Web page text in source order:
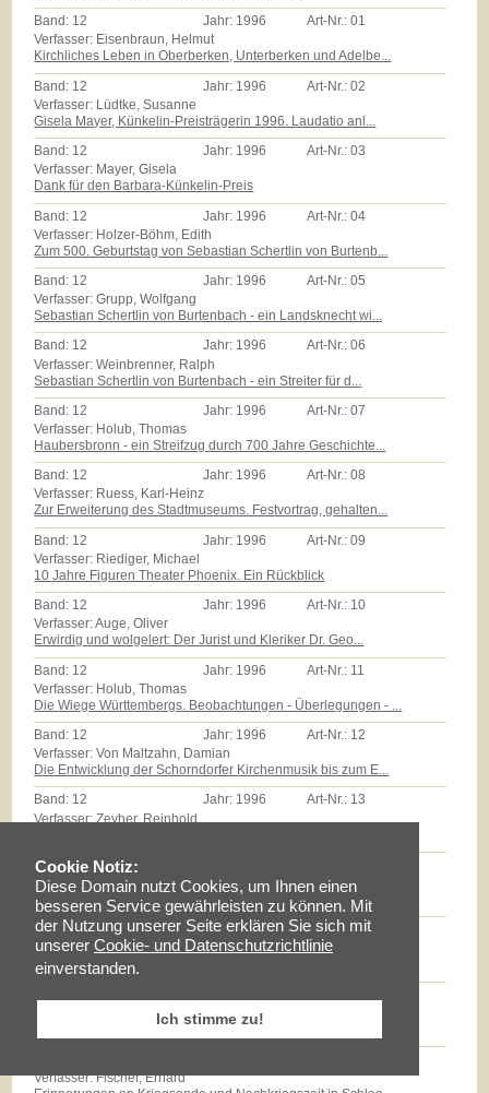
Cookie Notiz:
Diese Domain nutzt Cookies, um Ihnen einen
besseren Service gewährleisten zu können. Mit
der Nutzung unserer Seite erklären Sie sich mit
unserer Cookie- und Datenschutzrichtlinie
einverstanden.
Ich stimme zu!
Band: 12 Jahr: 1996 Art-Nr.:01
Verfasser: Eisenbraun, Helmut
Kirchliches Leben in Oberberken, Unterberken und Adelbe...
Band: 12 Jahr: 1996 Art-Nr.:02
Verfasser: Lüdtke, Susanne
Gisela Mayer, Künkelin-Preisträgerin 1996. Laudatio anl...
Band: 12 Jahr: 1996 Art-Nr.:03
Verfasser: Mayer, Gisela
Dank für den Barbara-Künkelin-Preis
Band: 12 Jahr: 1996 Art-Nr.:04
Verfasser: Holzer-Böhm, Edith
Zum 500. Geburtstag von Sebastian Schertlin von Burtenb...
Band: 12 Jahr: 1996 Art-Nr.:05
Verfasser: Grupp, Wolfgang
Sebastian Schertlin von Burtenbach - ein Landsknecht wi...
Band: 12 Jahr: 1996 Art-Nr.:06
Verfasser: Weinbrenner, Ralph
Sebastian Schertlin von Burtenbach - ein Streiter für d...
Band: 12 Jahr: 1996 Art-Nr.:07
Verfasser: Holub, Thomas
Haubersbronn - ein Streifzug durch 700 Jahre Geschichte...
Band: 12 Jahr: 1996 Art-Nr.:08
Verfasser: Ruess, Karl-Heinz
Zur Erweiterung des Stadtmuseums. Festvortrag, gehalten...
Band: 12 Jahr: 1996 Art-Nr.:09
Verfasser: Riediger, Michael
10 Jahre Figuren Theater Phoenix. Ein Rückblick
Band: 12 Jahr: 1996 Art-Nr.: 10
Verfasser: Auge, Oliver
Erwirdig und wolgelert: Der Jurist und Kleriker Dr. Geo...
Band: 12 Jahr: 1996 Art-Nr.: 11
Verfasser: Holub, Thomas
Die Wiege Württembergs. Beobachtungen - Überlegungen - ...
Band: 12 Jahr: 1996 Art-Nr.: 12
Verfasser: Von Maltzahn, Damian
Die Entwicklung der Schorndorfer Kirchenmusik bis zum E...
Band: 12 Jahr: 1996 Art-Nr.: 13
Verfasser: Zeyher, Reinhold
Band:12
Verfasser: Zollmann, Günther
Massenarmut und landwirtschaftliche Reformen auf dem Sc...
Band:12 Jahr:1996 Art-Nr.:15
Verfasser: Milz, Thomas
Götz E.Hübner - ein experimenteller Geschichtspraktiker...
Verfasser: Braun, Lise
Verfasser: Fischer, Erhard